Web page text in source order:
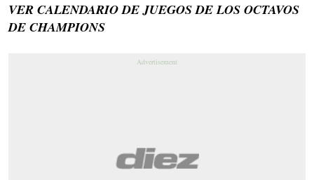
VER CALENDARIO DE JUEGOS DE LOS OCTAVOS
DE CHAMPIONS